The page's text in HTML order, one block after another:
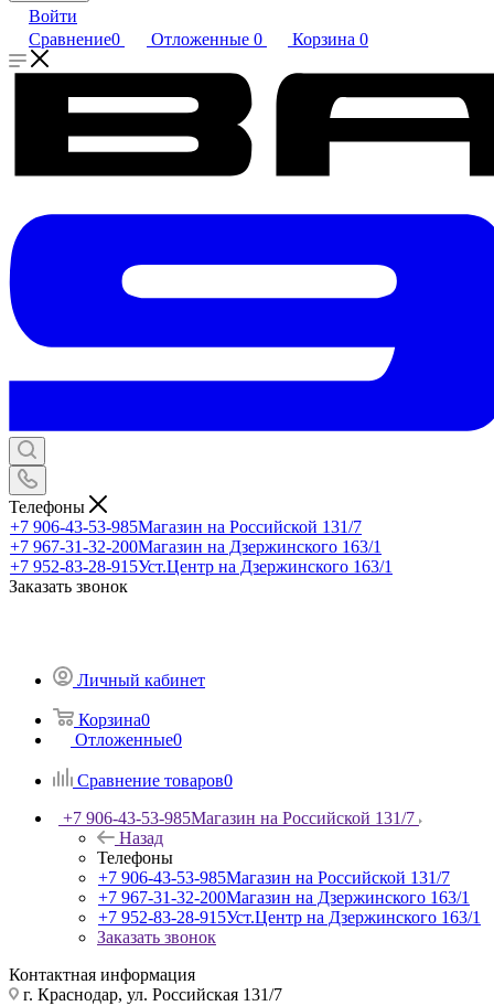
Войти
Сравнение0 Отложенные 0 Корзина 0
Телефоны
+7 906-43-53-985Магазин на Российской 131/7
+7 967-31-32-200Магазин на Дзержинского 163/1
+7 952-83-28-915Уст.Центр на Дзержинского 163/1
Заказать звонок
Личный кабинет
Корзина0
Отложенные0
Сравнение товаров0
+7 906-43-53-985Магазин на Российской 131/7
Назад
Телефоны
+7 906-43-53-985Магазин на Российской 131/7
+7 967-31-32-200Магазин на Дзержинского 163/1
+7 952-83-28-915Уст.Центр на Дзержинского 163/1
Заказать звонок
Контактная информация
г. Краснодар, ул. Российская 131/7